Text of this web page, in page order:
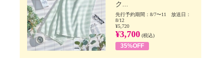
ク...
先行予約期間：8/7〜11 放送日：
8/12
¥5,720
¥3,700 (税込)
35%OFF